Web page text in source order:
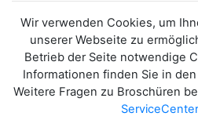
Wir verwenden Cookies, um
unserer Webseite zu
Betrieb der Seite notwendige
Informationen finden Sie in
Weitere Fragen zu Broschüren